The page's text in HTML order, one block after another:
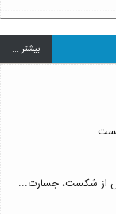
بيشتر ...
از شکست، جسارت...